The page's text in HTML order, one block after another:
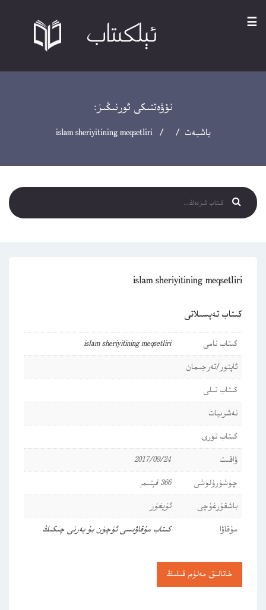
☰
نۆۋەتتىكى ئورنىڭىز:
باشبەت / / islam sheriyitining meqsetliri
islam sheriyitining meqsetliri
كىتاب تەپسىلاتى
كىتاب نامى
islam sheriyitining meqsetliri
ئاپتور/تەرجىمان
كىتاب تىلى
نەشرىيات
كىتاب تۈرى
ۋاقىت
2017/09/24
چۈشۈرۈلۈشى
366 قېتىم
باشقۇرغۇچى
ئۇيغۇر
مۇقاۋا
كىتاب مۇقاۋىسى ئۈچۈن بۇ يەرنى چىكىڭ
خاتالىق مەلۇم قىلىڭ